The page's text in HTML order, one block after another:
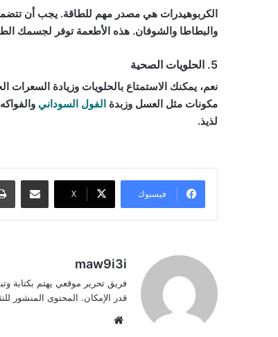
الكربوهيدرات هي مصدر مهم للطاقة. يجب أن
والبطاطا والشوفان. هذه الأطعمة توفر لجسمك
5. الحلويات الصحية
نعم، يمكنك الاستمتاع بالحلويات وزيادة
مكونات مثل العسل وزبدة الفول السوداني
لذيذ.
فيسبوك ‫X
مشاركة عبر البريد
maw9i3i
فريق تحرير موقعي يهتم بكتابة
قدر الإمكان. المحتوى المنشور